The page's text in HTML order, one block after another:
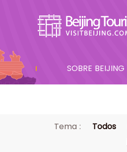
SOBRE BEIJING
Tema : Todos